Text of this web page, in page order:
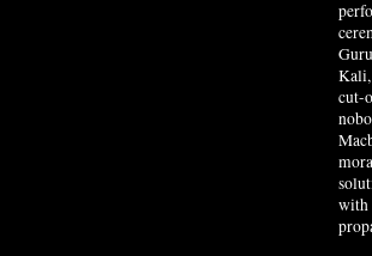
Kali,
cut-
with